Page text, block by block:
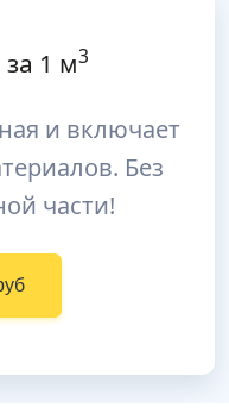
за 1 м3
и включает
Без
части!